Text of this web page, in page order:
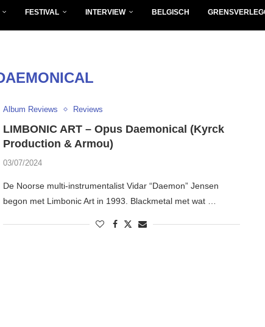
FESTIVAL INTERVIEW BELGISCH
Album Reviews Reviews
LIMBONIC ART – Opus Daemonical (Kyrck
Production & Armou)
03/07/2024
De Noorse multi-instrumentalist Vidar “Daemon” Jensen
begon met Limbonic Art in 1993. Blackmetal met wat …